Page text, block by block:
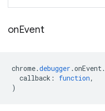
onEvent
chrome.debugger .onEvent.
callback : function,
)